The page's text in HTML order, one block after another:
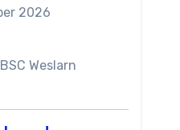
2026
Weslarn